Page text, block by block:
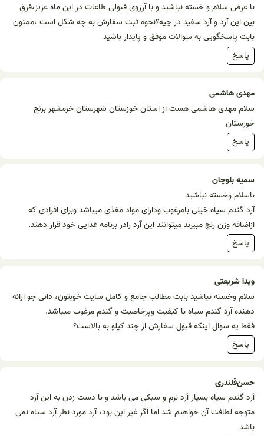
با عرض سلام و خسته نباشید و با آرزوی قبولی طاعات در این ماه عزیز،فرق
بین این آرد و آرد سفید در چیه؟نحوه ثبت سفارش به چه شکل است ،ممنون
بابت پاسخگویی به سوالات موفق و پایدار باشید
پاسخ
مهدی هاشمی
سلام مهدی هاشمی هست از استان خوزستان شهرستان خرمشهر برنج
خورستان
پاسخ
سمیه بلوچان
باسلام وخسته نباشید
آرد گندم سیاه خیلی بامرغوب ودارای مواد مغذی میباشد وبرای افرادی که
ازاضافه وزن رنج مبیرند میتوانند این آرد رادر برنامه غذایی خود قرار دهند.
پاسخ
ویدا شریعتی
سلام وخسته نباشید بابت مطالب جامع و کامل سایت خوبتون، دانی جو ارائه
دهنده آرد گندم سیاه با کیفیت وپرخاصیت و گندم مرغوب میباشد.
فقط یه سوال اینکه قبول سفارش از چند کیلو به بالاست؟
پاسخ
حسن‌قلندری
آرد گندم سیاه بسیار آرد نرم و سبکی می باشد و با دست زدن به این آرد
متوجه لطافت آن خواهیم شد اما اگر غیر این بود، آرد مورد نظر آرد سیاه نمی
باشد